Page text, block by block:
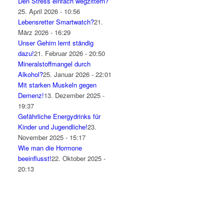
25. April 2026 - 10:56
Lebensretter Smartwatch?21.
März 2026 - 16:29
Unser Gehirn lernt ständig
dazu!21. Februar 2026 - 20:50
Mineralstoffmangel durch
Alkohol?25. Januar 2026 - 22:01
Mit starken Muskeln gegen
Demenz!13. Dezember 2025 -
19:37
Gefährliche Energydrinks für
Kinder und Jugendliche!23.
November 2025 - 15:17
Wie man die Hormone
beeinflusst!22. Oktober 2025 -
20:13